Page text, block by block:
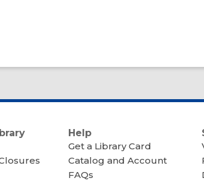
Help
Get a Library Card
Catalog and Account
FAQs